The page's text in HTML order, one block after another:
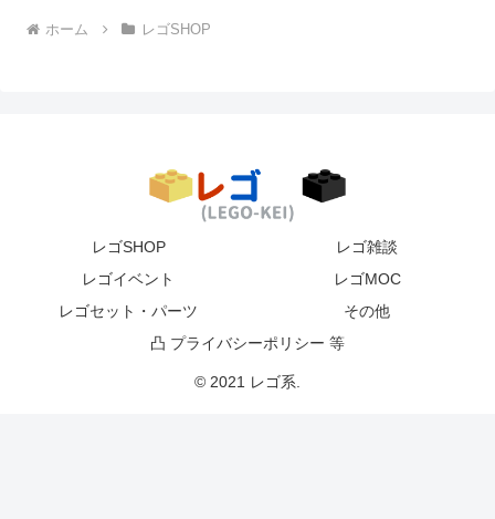
ホーム レゴSHOP
レゴSHOP
レゴ雑談
レゴイベント
レゴMOC
レゴセット・パーツ
その他
凸 プライバシーポリシー 等
© 2021 レゴ系.